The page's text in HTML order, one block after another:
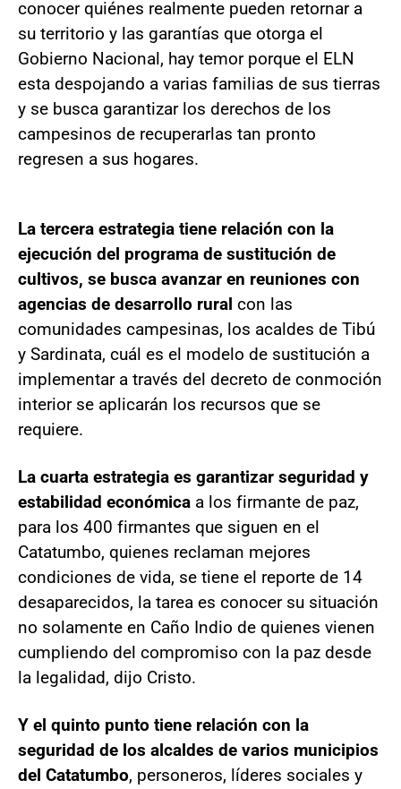
conocer quiénes realmente pueden retornar a
su territorio y las garantías que otorga el
Gobierno Nacional, hay temor porque el ELN
esta despojando a varias familias de sus tierras
y se busca garantizar los derechos de los
campesinos de recuperarlas tan pronto
regresen a sus hogares.
La tercera estrategia tiene relación con la
ejecución del programa de sustitución de
cultivos, se busca avanzar en reuniones con
agencias de desarrollo rural con las
comunidades campesinas, los acaldes de Tibú
y Sardinata, cuál es el modelo de sustitución a
implementar a través del decreto de conmoción
interior se aplicarán los recursos que se
requiere.
La cuarta estrategia es garantizar seguridad y
estabilidad económica a los firmante de paz,
para los 400 firmantes que siguen en el
Catatumbo, quienes reclaman mejores
condiciones de vida, se tiene el reporte de 14
desaparecidos, la tarea es conocer su situación
no solamente en Caño Indio de quienes vienen
cumpliendo del compromiso con la paz desde
la legalidad, dijo Cristo.
Y el quinto punto tiene relación con la
seguridad de los alcaldes de varios municipios
del Catatumbo, personeros, líderes sociales y